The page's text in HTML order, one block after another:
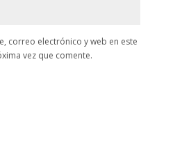
correo electrónico y web en este
vez que comente.